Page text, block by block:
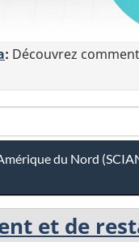
: Découvrez
du Nord
et de